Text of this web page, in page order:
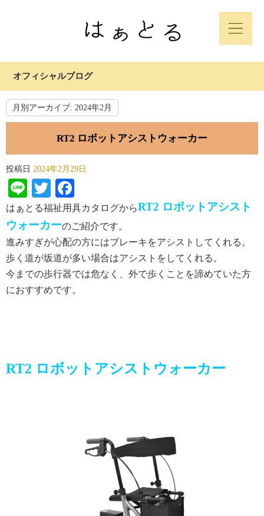
オフィシャルブログ
月別アーカイブ: 2024年2月
RT2 ロボットアシストウォーカー
投稿日 2024年2月29日
LineTwitter
はぁとる福祉用具カタログからRT2 ロボットアシスト
ウォーカーのご紹介です。
進みすぎが心配の方にはブレーキをアシストしてくれる。
歩く道が坂道が多い場合はアシストをしてくれる。
今までの歩行器では危なく、外で歩くことを諦めていた方
におすすめです。
RT2 ロボットアシストウォーカー